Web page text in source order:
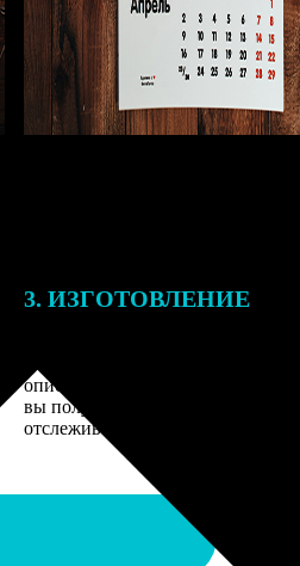
3. ИЗГОТОВЛЕНИЕ
описанием заказа. Когда отправим
вы получите письмо с трек-
отслеживания.